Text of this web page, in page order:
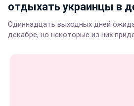
отдыхать украинцы в
Одиннадцать выходных дней
декабре, но некоторые из них